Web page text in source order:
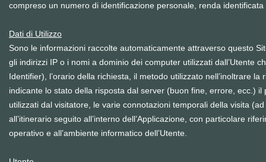
compreso un numero di identificazione personale, renda
Dati di Utilizzo
Sono le informazioni raccolte automaticamente attraverso questo
gli indirizzi IP o i nomi a dominio dei computer utilizzati dall’Utente
Identifier), l’orario della richiesta, il metodo utilizzato nell’inoltrare
indicante lo stato della risposta dal server (buon fine, errore, ecc.)
utilizzati dal visitatore, le varie connotazioni temporali della visita
all’itinerario seguito all’interno dell’Applicazione, con particolare
operativo e all’ambiente informatico dell’Utente.